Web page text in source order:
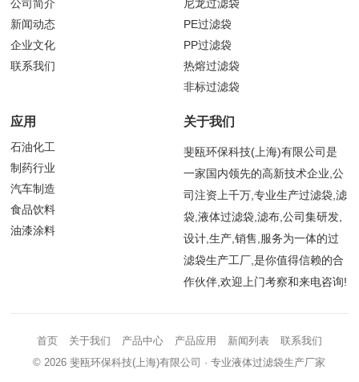
公司简介
新闻动态
企业文化
联系我们
尼龙过滤袋
PE过滤袋
PP过滤袋
热熔过滤袋
非标过滤袋
应用
石油化工
制药行业
汽车制造
食品饮料
油漆涂料
关于我们
斐瓯环保科技(上海)有限公司是
一家国内领先的高新技术企业,公
司注资上千万,专业生产过滤袋,滤
袋,液体过滤袋,滤布,公司集研发,
设计,生产,销售,服务为一体的过
滤袋生产工厂,是你值得信赖的合
作伙伴,欢迎上门考察和来电咨询!
首页 关于我们 产品中心 产品应用 新闻列表
联系我们
© 2026斐瓯环保科技(上海)有限公司 · 专业液体过滤袋生产厂家